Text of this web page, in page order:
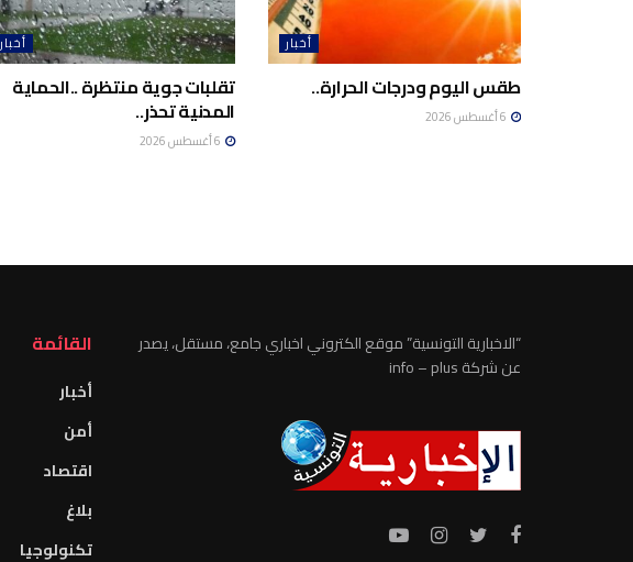
أخبار
طقس اليوم ودرجات الحرارة..
أخبار
تقلبات جوية منتظرة ..الحماية
المدنية تحذر..
“الاخبارية التونسية” موقع الكتروني اخباري جامع، مستقل، يصدر
عن شركة info – plus
القائمة
أخبار
أمن
اقتصاد
بلاغ
تكنولوجيا